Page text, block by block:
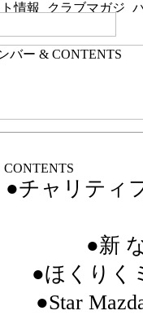
●チャリティ
●新
●ほくりく
●Star